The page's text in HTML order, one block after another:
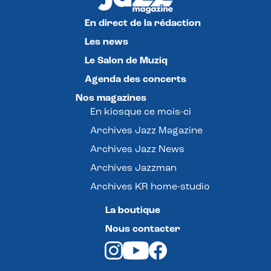
En direct de la rédaction
Les news
Le Salon de Muziq
Agenda des concerts
Nos magazines
En kiosque ce mois-ci
Archives Jazz Magazine
Archives Jazz News
Archives Jazzman
Archives KR home-studio
La boutique
Nous contacter